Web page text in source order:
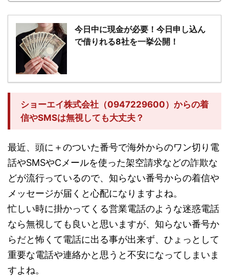
今日中に現金が必要！今日申し込ん
で借りれる8社を一挙公開！
ショーエイ株式会社（0947229600）からの着
信やSMSは無視しても大丈夫？
最近、頭に＋のついた番号で海外からのワン切り電
話やSMSやCメールを使った架空請求などの詐欺な
どが流行っているので、知らない番号からの着信や
メッセージが届くと心配になりますよね。
忙しい時に掛かってくる営業電話のような迷惑電話
なら無視しても良いと思いますが、知らない番号か
らだと怖くて電話に出る事が出来ず、ひょっとして
重要な電話や連絡かと思うと不安になってしまいま
すよね。